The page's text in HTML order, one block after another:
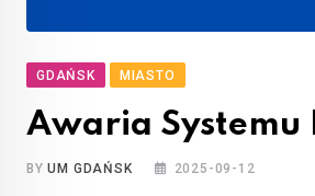
GDAŃSK MIASTO
Awaria Systemu
BYUM GDAŃSK 2025-09-12